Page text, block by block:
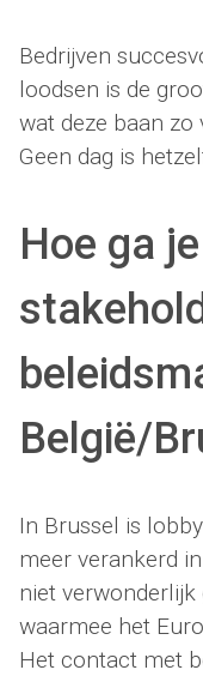
Bedrijven
loodsen is de
wat deze baan zo
Geen dag is
Hoe ga
België/
In Brussel is
meer verankerd
niet verwonderlijk
waarmee het
Het contact met